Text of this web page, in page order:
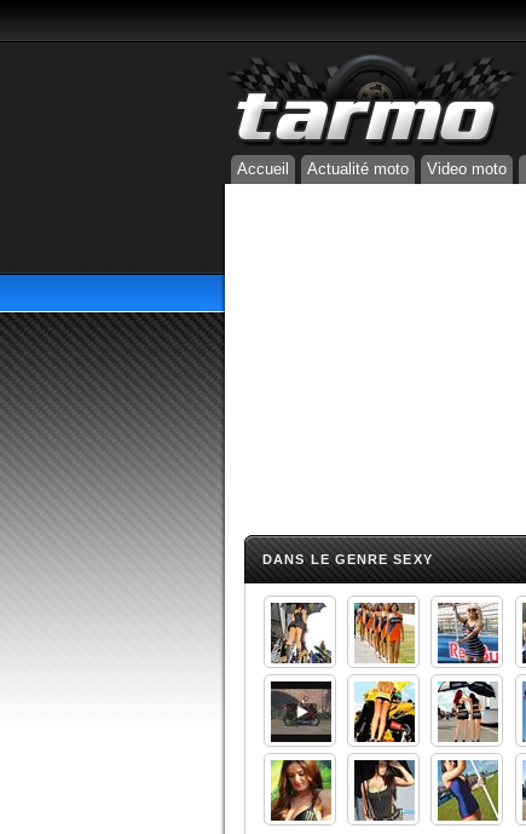
Accueil Actualité moto Video moto
DANS LE GENRE SEXY